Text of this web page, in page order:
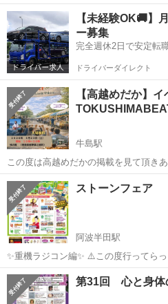
る私が全国初重機ラジコンを使った体
にて開催するようになりました✨ 子供
いただけるようにデザイン...
徳島 美馬郡 阿波半田駅 そ
【未経験OK🚚】
ー募集
完全週休2日で安定転
ドライバーダイレクト
【高越めだか】
牛島駅
この度は高越めだかの掲載を見て頂きあり
イベント情報】 徳島県板野郡上板町に
TOKUSHIMABEAT Spring Live ＆マル
めだかも出店させ...
徳島 板野郡 牛島駅
ストーンフェア
阿波半田駅
✨重機ラジコン編✨ ⚠️この度行ってら
る私が全国初重機ラジコンを使った体
にて開催するようになりました✨ 子供
いただけるようにデザイン...
徳島 美馬郡 阿波半田駅 そ
第31回 心と身体